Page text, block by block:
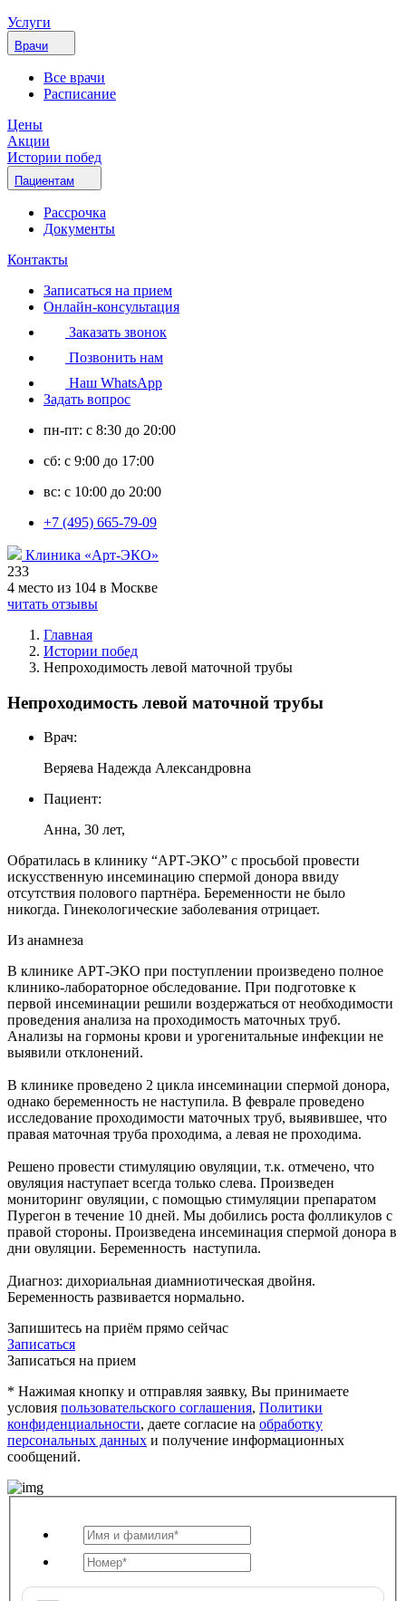
Услуги
Врачи
Все врачи
Расписание
Цены
Акции
Истории побед
Пациентам
Рассрочка
Документы
Контакты
Записаться на прием
Онлайн-консультация
Заказать звонок
Позвонить нам
Наш WhatsApp
Задать вопрос
пн-пт: с 8:30 до 20:00
сб: с 9:00 до 17:00
вс: с 10:00 до 20:00
+7 (495) 665-79-09
Клиника «Арт-ЭКО»
233
4 место из 104 в Москве
читать отзывы
Главная
Истории побед
Непроходимость левой маточной трубы
Непроходимость левой маточной трубы
Врач:
Веряева Надежда Александровна
Пациент:
Анна, 30 лет,
Обратилась в клинику “АРТ-ЭКО” с просьбой провести
искусственную инсеминацию спермой донора ввиду
отсутствия полового партнёра. Беременности не было
никогда. Гинекологические заболевания отрицает.
Из анамнеза
В клинике АРТ-ЭКО при поступлении произведено полное
клинико-лабораторное обследование. При подготовке к
первой инсеминации решили воздержаться от необходимости
проведения анализа на проходимость маточных труб.
Анализы на гормоны крови и урогенитальные инфекции не
выявили отклонений.
В клинике проведено 2 цикла инсеминации спермой донора,
однако беременность не наступила. В феврале проведено
исследование проходимости маточных труб, выявившее, что
правая маточная труба проходима, а левая не проходима.
Решено провести стимуляцию овуляции, т.к. отмечено, что
овуляция наступает всегда только слева. Произведен
мониторинг овуляции, с помощью стимуляции препаратом
Пурегон в течение 10 дней. Мы добились роста фолликулов с
правой стороны. Произведена инсеминация спермой донора в
дни овуляции. Беременность наступила.
Диагноз: дихориальная диамниотическая двойня.
Беременность развивается нормально.
Запишитесь на приём прямо сейчас
Записаться
Записаться на прием
* Нажимая кнопку и отправляя заявку, Вы принимаете
условия пользовательского соглашения, Политики
конфиденциальности, даете согласие на обработку
персональных данных и получение информационных
сообщений.